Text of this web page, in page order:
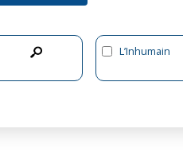
L’Inhumain